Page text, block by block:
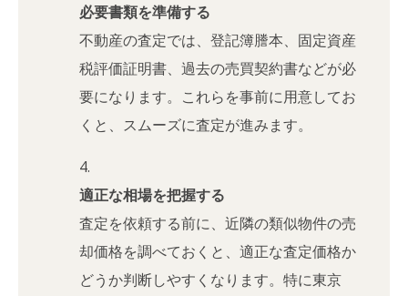
必要書類を準備する
不動産の査定では、登記簿謄本、固定資産
税評価証明書、過去の売買契約書などが必
要になります。これらを事前に用意してお
くと、スムーズに査定が進みます。
適正な相場を把握する
査定を依頼する前に、近隣の類似物件の売
却価格を調べておくと、適正な査定価格か
どうか判断しやすくなります。特に東京